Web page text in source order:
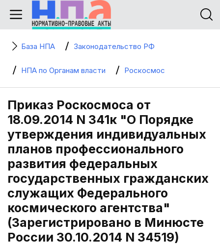
База НПА Законодательство РФ
НПА по Органам власти Роскосмос
Приказ Роскосмоса от
18.09.2014 N 341к "О Порядке
утверждения индивидуальных
планов профессионального
развития федеральных
государственных гражданских
служащих Федерального
космического агентства"
(Зарегистрировано в Минюсте
России 30.10.2014 N 34519)